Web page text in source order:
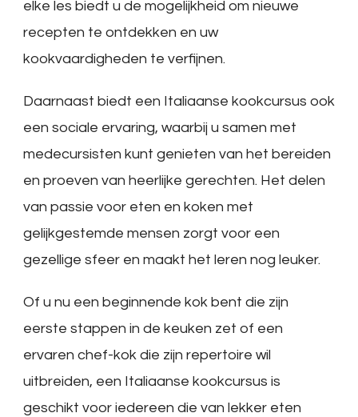
elke les biedt u de mogelijkheid om nieuwe
recepten te ontdekken en uw
kookvaardigheden te verfijnen.
Daarnaast biedt een Italiaanse kookcursus ook
een sociale ervaring, waarbij u samen met
medecursisten kunt genieten van het bereiden
en proeven van heerlijke gerechten. Het delen
van passie voor eten en koken met
gelijkgestemde mensen zorgt voor een
gezellige sfeer en maakt het leren nog leuker.
Of u nu een beginnende kok bent die zijn
eerste stappen in de keuken zet of een
ervaren chef-kok die zijn repertoire wil
uitbreiden, een Italiaanse kookcursus is
geschikt voor iedereen die van lekker eten